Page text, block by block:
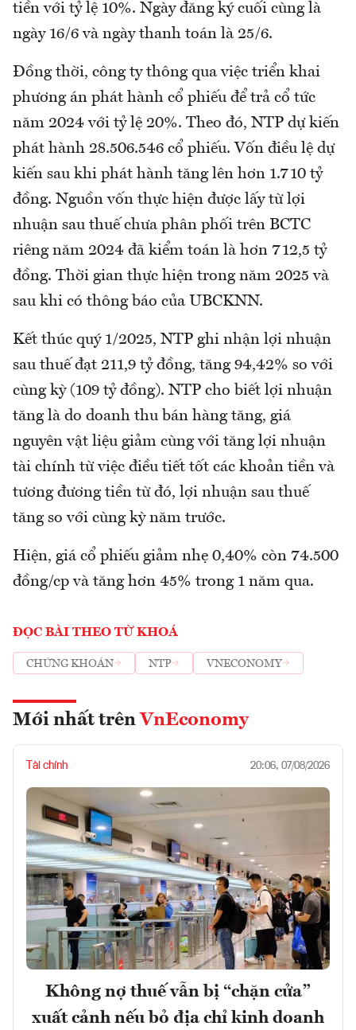
tiền với tỷ lệ 10%. Ngày đăng ký cuối cùng là
ngày 16/6 và ngày thanh toán là 25/6.
Đồng thời, công ty thông qua việc triển khai
phương án phát hành cổ phiếu để trả cổ tức
năm 2024 với tỷ lệ 20%. Theo đó, NTP dự kiến
phát hành 28.506.546 cổ phiếu. Vốn điều lệ dự
kiến sau khi phát hành tăng lên hơn 1.710 tỷ
đồng. Nguồn vốn thực hiện được lấy từ lợi
nhuận sau thuế chưa phân phối trên BCTC
riêng năm 2024 đã kiểm toán là hơn 712,5 tỷ
đồng. Thời gian thực hiện trong năm 2025 và
sau khi có thông báo của UBCKNN.
Kết thúc quý 1/2025, NTP ghi nhận lợi nhuận
sau thuế đạt 211,9 tỷ đồng, tăng 94,42% so với
cùng kỳ (109 tỷ đồng). NTP cho biết lợi nhuận
tăng là do doanh thu bán hàng tăng, giá
nguyên vật liệu giảm cùng với tăng lợi nhuận
tài chính từ việc điều tiết tốt các khoản tiền và
tương đương tiền từ đó, lợi nhuận sau thuế
tăng so với cùng kỳ năm trước.
Hiện, giá cổ phiếu giảm nhẹ 0,40% còn 74.500
đồng/cp và tăng hơn 45% trong 1 năm qua.
ĐỌC BÀI THEO TỪ KHOÁ
CHỨNG KHOÁN NTP VNECONOMY
Mới nhất trên VnEconomy
Tài chính 20:06, 07/08/2026
Không nợ thuế vẫn bị “chặn cửa”
xuất cảnh nếu bỏ địa chỉ kinh doanh